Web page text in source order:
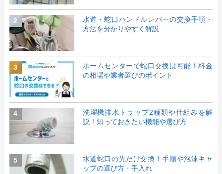
2
水道・蛇口ハンドルレバーの交換手順・
方法を分かりやすく解説
3
ホームセンターで蛇口交換は可能！料金
の相場や業者選びのポイント
4
洗濯機排水トラップ2種類や仕組みを解
説！知っておきたい機能や選び方
5
水道蛇口の先だけ交換！手順や泡沫キャ
ップの選び方・手入れ